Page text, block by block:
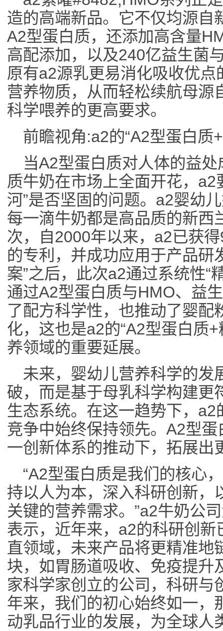
造的高端新品。它不仅均源自
A2型蛋白质，还添加高含量
高配添加，以及240亿益生菌
原有a2源乳更易消化吸收优
营养物质，从而轻松续航母源
科学喂养的更高要求。
前瞻视角:a2的“A2型蛋白质
当A2型蛋白质对人体的益
质牛奶在市场上全面开花，a2
河”是否坚固的问题。a2婴幼
每一滴牛奶都是高品质的新西
次，自2000年以来，a2已获
的专利，并成功应用于产品研
案”之后，此次a2通过系统性“
通过A2型蛋白质与HMO、益
了配方科学性，也推动了婴配
化，这也是a2的“A2型蛋白质
养领域的重要延展。
未来，婴幼儿营养科学的发
破，而是基于母乳科学构建更
生态系统。在这一趋势下，
竞争中始终保持领先。A2型
一创新体系的推动下，拓展出
“A2型蛋白质是我们的核心
持以人为本，深入科研创新，
关键的营养需求。”a2牛奶公
表示，近年来，a2的科研创
直领域，未来产品将更精准地
块，如胃肠道吸收、免疫提升
家科学家创立的公司，科研与
年来，我们的初心始终如一，
动乳品行业的发展，为全球人